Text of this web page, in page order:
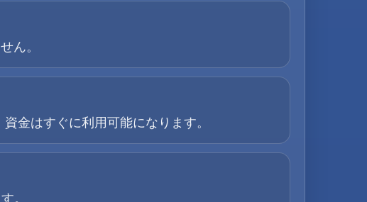
ん。
金はすぐに利用可能になります。
。